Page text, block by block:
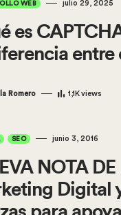
WEB julio 29, 2025
es
entre
Romero 1,1K views
SEO junio 3, 2016
NOTA
Digital